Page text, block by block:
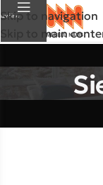
Skip to navigation
Skip to main
Izvēlne